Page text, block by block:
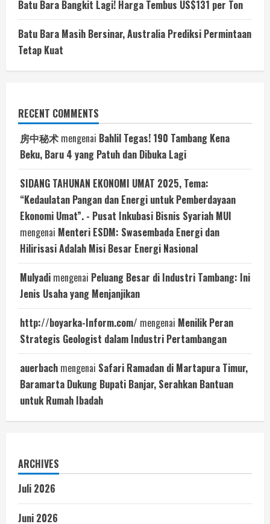
Batu Bara Bangkit Lagi! Harga Tembus US$131 per Ton
Batu Bara Masih Bersinar, Australia Prediksi Permintaan
Tetap Kuat
RECENT COMMENTS
房中秘术 mengenai Bahlil Tegas! 190 Tambang Kena
Beku, Baru 4 yang Patuh dan Dibuka Lagi
SIDANG TAHUNAN EKONOMI UMAT 2025, Tema:
“Kedaulatan Pangan dan Energi untuk Pemberdayaan
Ekonomi Umat”. - Pusat Inkubasi Bisnis Syariah MUI
mengenai Menteri ESDM: Swasembada Energi dan
Hilirisasi Adalah Misi Besar Energi Nasional
Mulyadi mengenai Peluang Besar di Industri Tambang: Ini
Jenis Usaha yang Menjanjikan
http://boyarka-Inform.com/ mengenai Menilik Peran
Strategis Geologist dalam Industri Pertambangan
auerbach mengenai Safari Ramadan di Martapura Timur,
Baramarta Dukung Bupati Banjar, Serahkan Bantuan
untuk Rumah Ibadah
ARCHIVES
Juli 2026
Juni 2026